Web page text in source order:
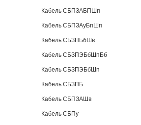
Кабель СБПЗАБПШп
Кабель СБПЗАуБпШп
Кабель СБЗПБбШв
Кабель СБЗПЭБбШпБб
Кабель СБЗПЭБбШп
Кабель СБЗПБ
Кабель СБПЗАШв
Кабель СБПу